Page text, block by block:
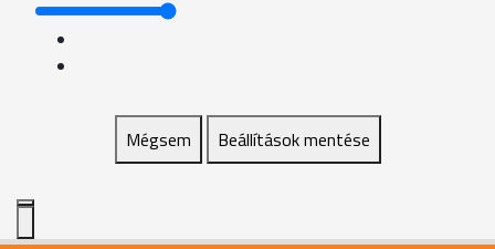
Mégsem Beállítások mentése